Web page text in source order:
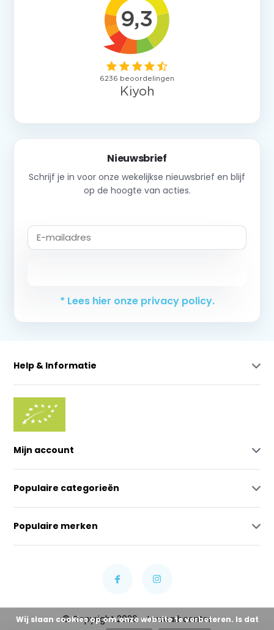
Nieuwsbrief
Schrijf je in voor onze wekelijkse nieuwsbrief en blijf
op de hoogte van acties.
* Lees hier onze privacy policy.
Help & Informatie
Mijn account
Populaire categorieën
Populaire merken
© Copyright 2026 - Lowcarbcenter
Wij slaan cookies op om onze website te verbeteren. Is dat